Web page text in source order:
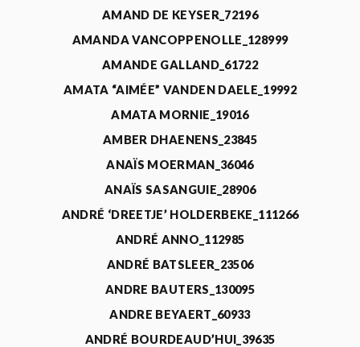
AMAND DE KEYSER_72196
AMANDA VANCOPPENOLLE_128999
AMANDE GALLAND_61722
AMATA “AIMÉE” VANDEN DAELE_19992
AMATA MORNIE_19016
AMBER DHAENENS_23845
ANAÏS MOERMAN_36046
ANAÏS SASANGUIE_28906
ANDRÉ ‘DREETJE’ HOLDERBEKE_111266
ANDRÉ ANNO_112985
ANDRÉ BATSLEER_23506
ANDRE BAUTERS_130095
ANDRE BEYAERT_60933
ANDRÉ BOURDEAUD’HUI_39635